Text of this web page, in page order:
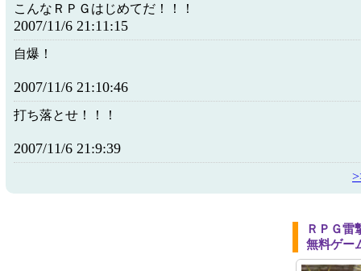
こんなＲＰＧはじめてだ！！！
2007/11/6 21:11:15
自爆！
2007/11/6 21:10:46
打ち落とせ！！！
2007/11/6 21:9:39
ＲＰＧ雷
無料ゲー